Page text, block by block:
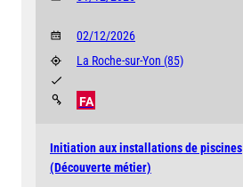
02/12/2026
La Roche-sur-Yon (85)
FA
Initiation aux installations de piscines
(Découverte métier)